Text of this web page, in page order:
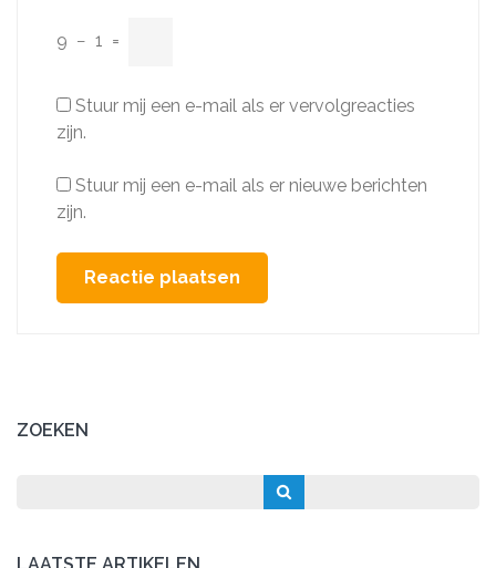
9 − 1 =
Stuur mij een e-mail als er vervolgreacties
zijn.
Stuur mij een e-mail als er nieuwe berichten
zijn.
ZOEKEN